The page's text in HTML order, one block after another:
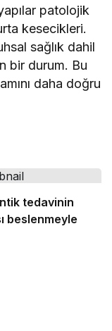
patolojik
kesecikleri.
sağlık dahil
bir durum. Bu
daha doğru
tedavinin
beslenmeyle